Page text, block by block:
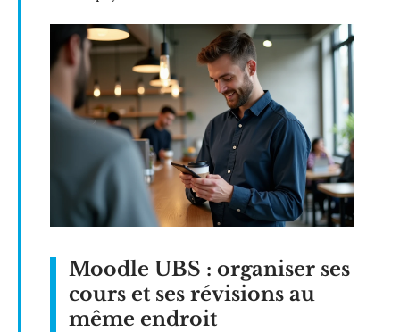
Moodle UBS : organiser ses
cours et ses révisions au
même endroit